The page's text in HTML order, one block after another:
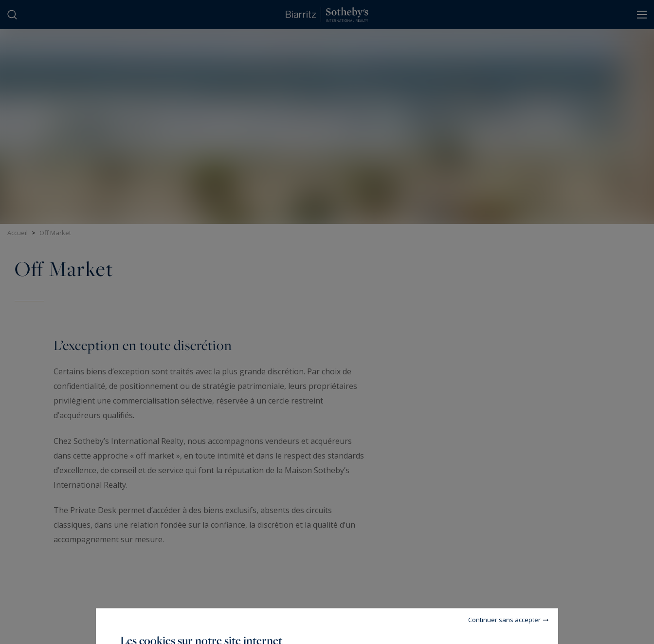
Accueil > Off Market
Off Market
L’exception en toute discrétion
Certains biens d’exception sont traités avec la plus grande discrétion. Par choix de
confidentialité, de positionnement ou de stratégie patrimoniale, leurs propriétaires
privilégient une commercialisation sélective, réservée à un cercle restreint
d’acquéreurs qualifiés.
Chez Sotheby’s International Realty, nous accompagnons vendeurs et acquéreurs
dans cette approche « off market », en toute intimité et dans le respect des standards
d’excellence, de conseil et de service qui font la réputation de la Maison Sotheby’s
International Realty.
The Private Desk permet d’accéder à des biens exclusifs, absents des circuits
classiques, dans une relation fondée sur la confiance, la discrétion et la qualité d’un
accompagnement sur mesure.
Les cookies sur notre site internet
Continuer sans accepter